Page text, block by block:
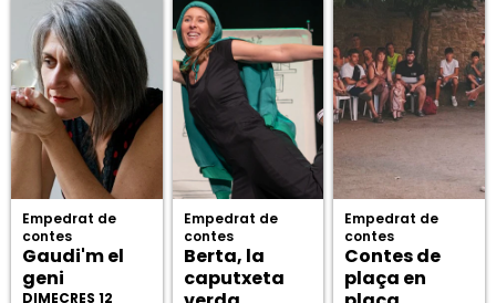
Empedrat de
contes
Gaudi'm el
geni
DIMECRES 12
Empedrat de
contes
Berta, la
caputxeta
Empedrat de
contes
Contes de
plaça en